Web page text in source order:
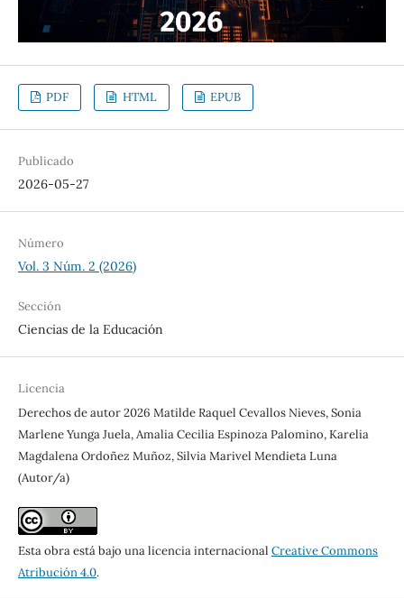
PDF HTML EPUB
Publicado
2026-05-27
Número
Vol. 3 Núm. 2 (2026)
Sección
Ciencias de la Educación
Licencia
Derechos de autor 2026 Matilde Raquel Cevallos Nieves, Sonia
Marlene Yunga Juela, Amalia Cecilia Espinoza Palomino, Karelia
Magdalena Ordoñez Muñoz, Silvia Marivel Mendieta Luna
(Autor/a)
Esta obra está bajo una licencia internacional Creative Commons
Atribución 4.0.